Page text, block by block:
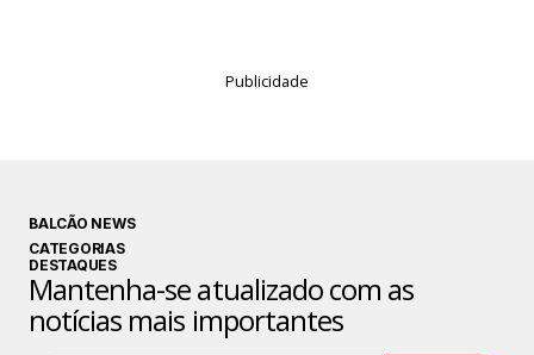
Publicidade
BALCÃO NEWS
CATEGORIAS
DESTAQUES
Mantenha-se atualizado com as
notícias mais importantes